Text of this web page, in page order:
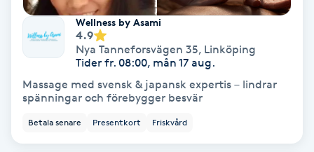
Celluliter
Color correction
Cryoterapi
Wellness by Asami
4.9
Nya Tanneforsvägen 35, Linköping
Tider fr. 08:00, mån 17 aug.
Massage med svensk & japansk expertis – lindrar
spänningar och förebygger besvär
Betala senare Presentkort Friskvård